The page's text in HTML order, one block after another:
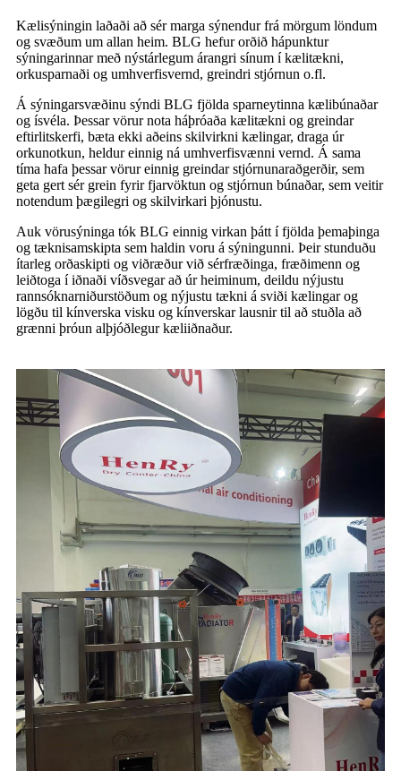
Kælisýningin laðaði að sér marga sýnendur frá mörgum löndum
og svæðum um allan heim. BLG hefur orðið hápunktur
sýningarinnar með nýstárlegum árangri sínum í kælitækni,
orkusparnaði og umhverfisvernd, greindri stjórnun o.fl.
Á sýningarsvæðinu sýndi BLG fjölda sparneytinna kælibúnaðar
og ísvéla. Þessar vörur nota háþróaða kælitækni og greindar
eftirlitskerfi, bæta ekki aðeins skilvirkni kælingar, draga úr
orkunotkun, heldur einnig ná umhverfisvænni vernd. Á sama
tíma hafa þessar vörur einnig greindar stjórnunaraðgerðir, sem
geta gert sér grein fyrir fjarvöktun og stjórnun búnaðar, sem veitir
notendum þægilegri og skilvirkari þjónustu.
Auk vörusýninga tók BLG einnig virkan þátt í fjölda þemaþinga
og tæknisamskipta sem haldin voru á sýningunni. Þeir stunduðu
ítarleg orðaskipti og viðræður við sérfræðinga, fræðimenn og
leiðtoga í iðnaði víðsvegar að úr heiminum, deildu nýjustu
rannsóknarniðurstöðum og nýjustu tækni á sviði kælingar og
lögðu til kínverska visku og kínverskar lausnir til að stuðla að
grænni þróun alþjóðlegur kæliiðnaður.